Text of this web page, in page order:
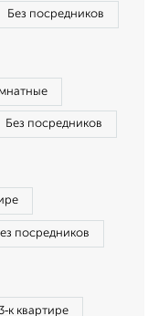
Без посредников
Без посредников
посредников
квартире